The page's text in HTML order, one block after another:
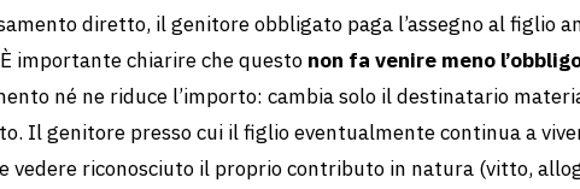
diretto, il genitore obbligato paga l’assegno al figlio
importante chiarire che questo non fa venire meno
né ne riduce l’importo: cambia solo il destinatario
Il genitore presso cui il figlio eventualmente continua a
vedere riconosciuto il proprio contributo in natura (vitto,